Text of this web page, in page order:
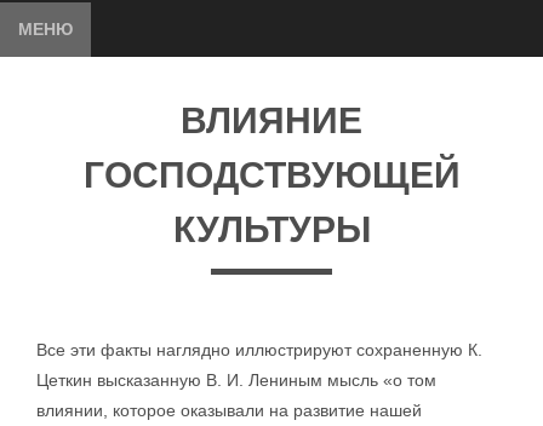
МЕНЮ
ВЛИЯНИЕ
ГОСПОДСТВУЮЩЕЙ
КУЛЬТУРЫ
Все эти факты наглядно иллюстрируют сохраненную К.
Цеткин высказанную В. И. Лениным мысль «о том
влиянии, которое оказывали на развитие нашей